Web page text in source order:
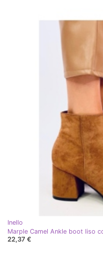
Inello
Marple Camel Ankle boot liso
22,37 €